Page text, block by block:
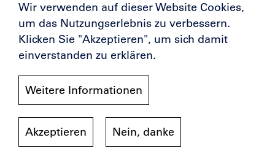
Förderer
Wir verwenden auf dieser Website Cookies,
um das Nutzungserlebnis zu verbessern.
Klicken Sie "Akzeptieren", um sich damit
einverstanden zu erklären.
Weitere Informationen
Akzeptieren Nein, danke